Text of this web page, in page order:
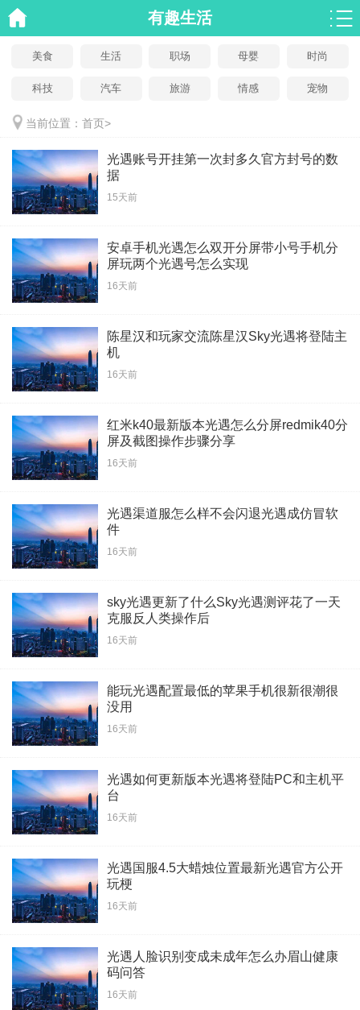
有趣生活
美食 生活 职场 母婴 时尚
科技 汽车 旅游 情感 宠物
当前位置： 首页>
光遇账号开挂第一次封多久官方封号的数
据
15天前
安卓手机光遇怎么双开分屏带小号手机分
屏玩两个光遇号怎么实现
16天前
陈星汉和玩家交流陈星汉Sky光遇将登陆主
机
16天前
红米k40最新版本光遇怎么分屏redmik40分
屏及截图操作步骤分享
16天前
光遇渠道服怎么样不会闪退光遇成仿冒软
件
16天前
sky光遇更新了什么Sky光遇测评花了一天
克服反人类操作后
16天前
能玩光遇配置最低的苹果手机很新很潮很
没用
16天前
光遇如何更新版本光遇将登陆PC和主机平
台
16天前
光遇国服4.5大蜡烛位置最新光遇官方公开
玩梗
16天前
光遇人脸识别变成未成年怎么办眉山健康
码问答
16天前